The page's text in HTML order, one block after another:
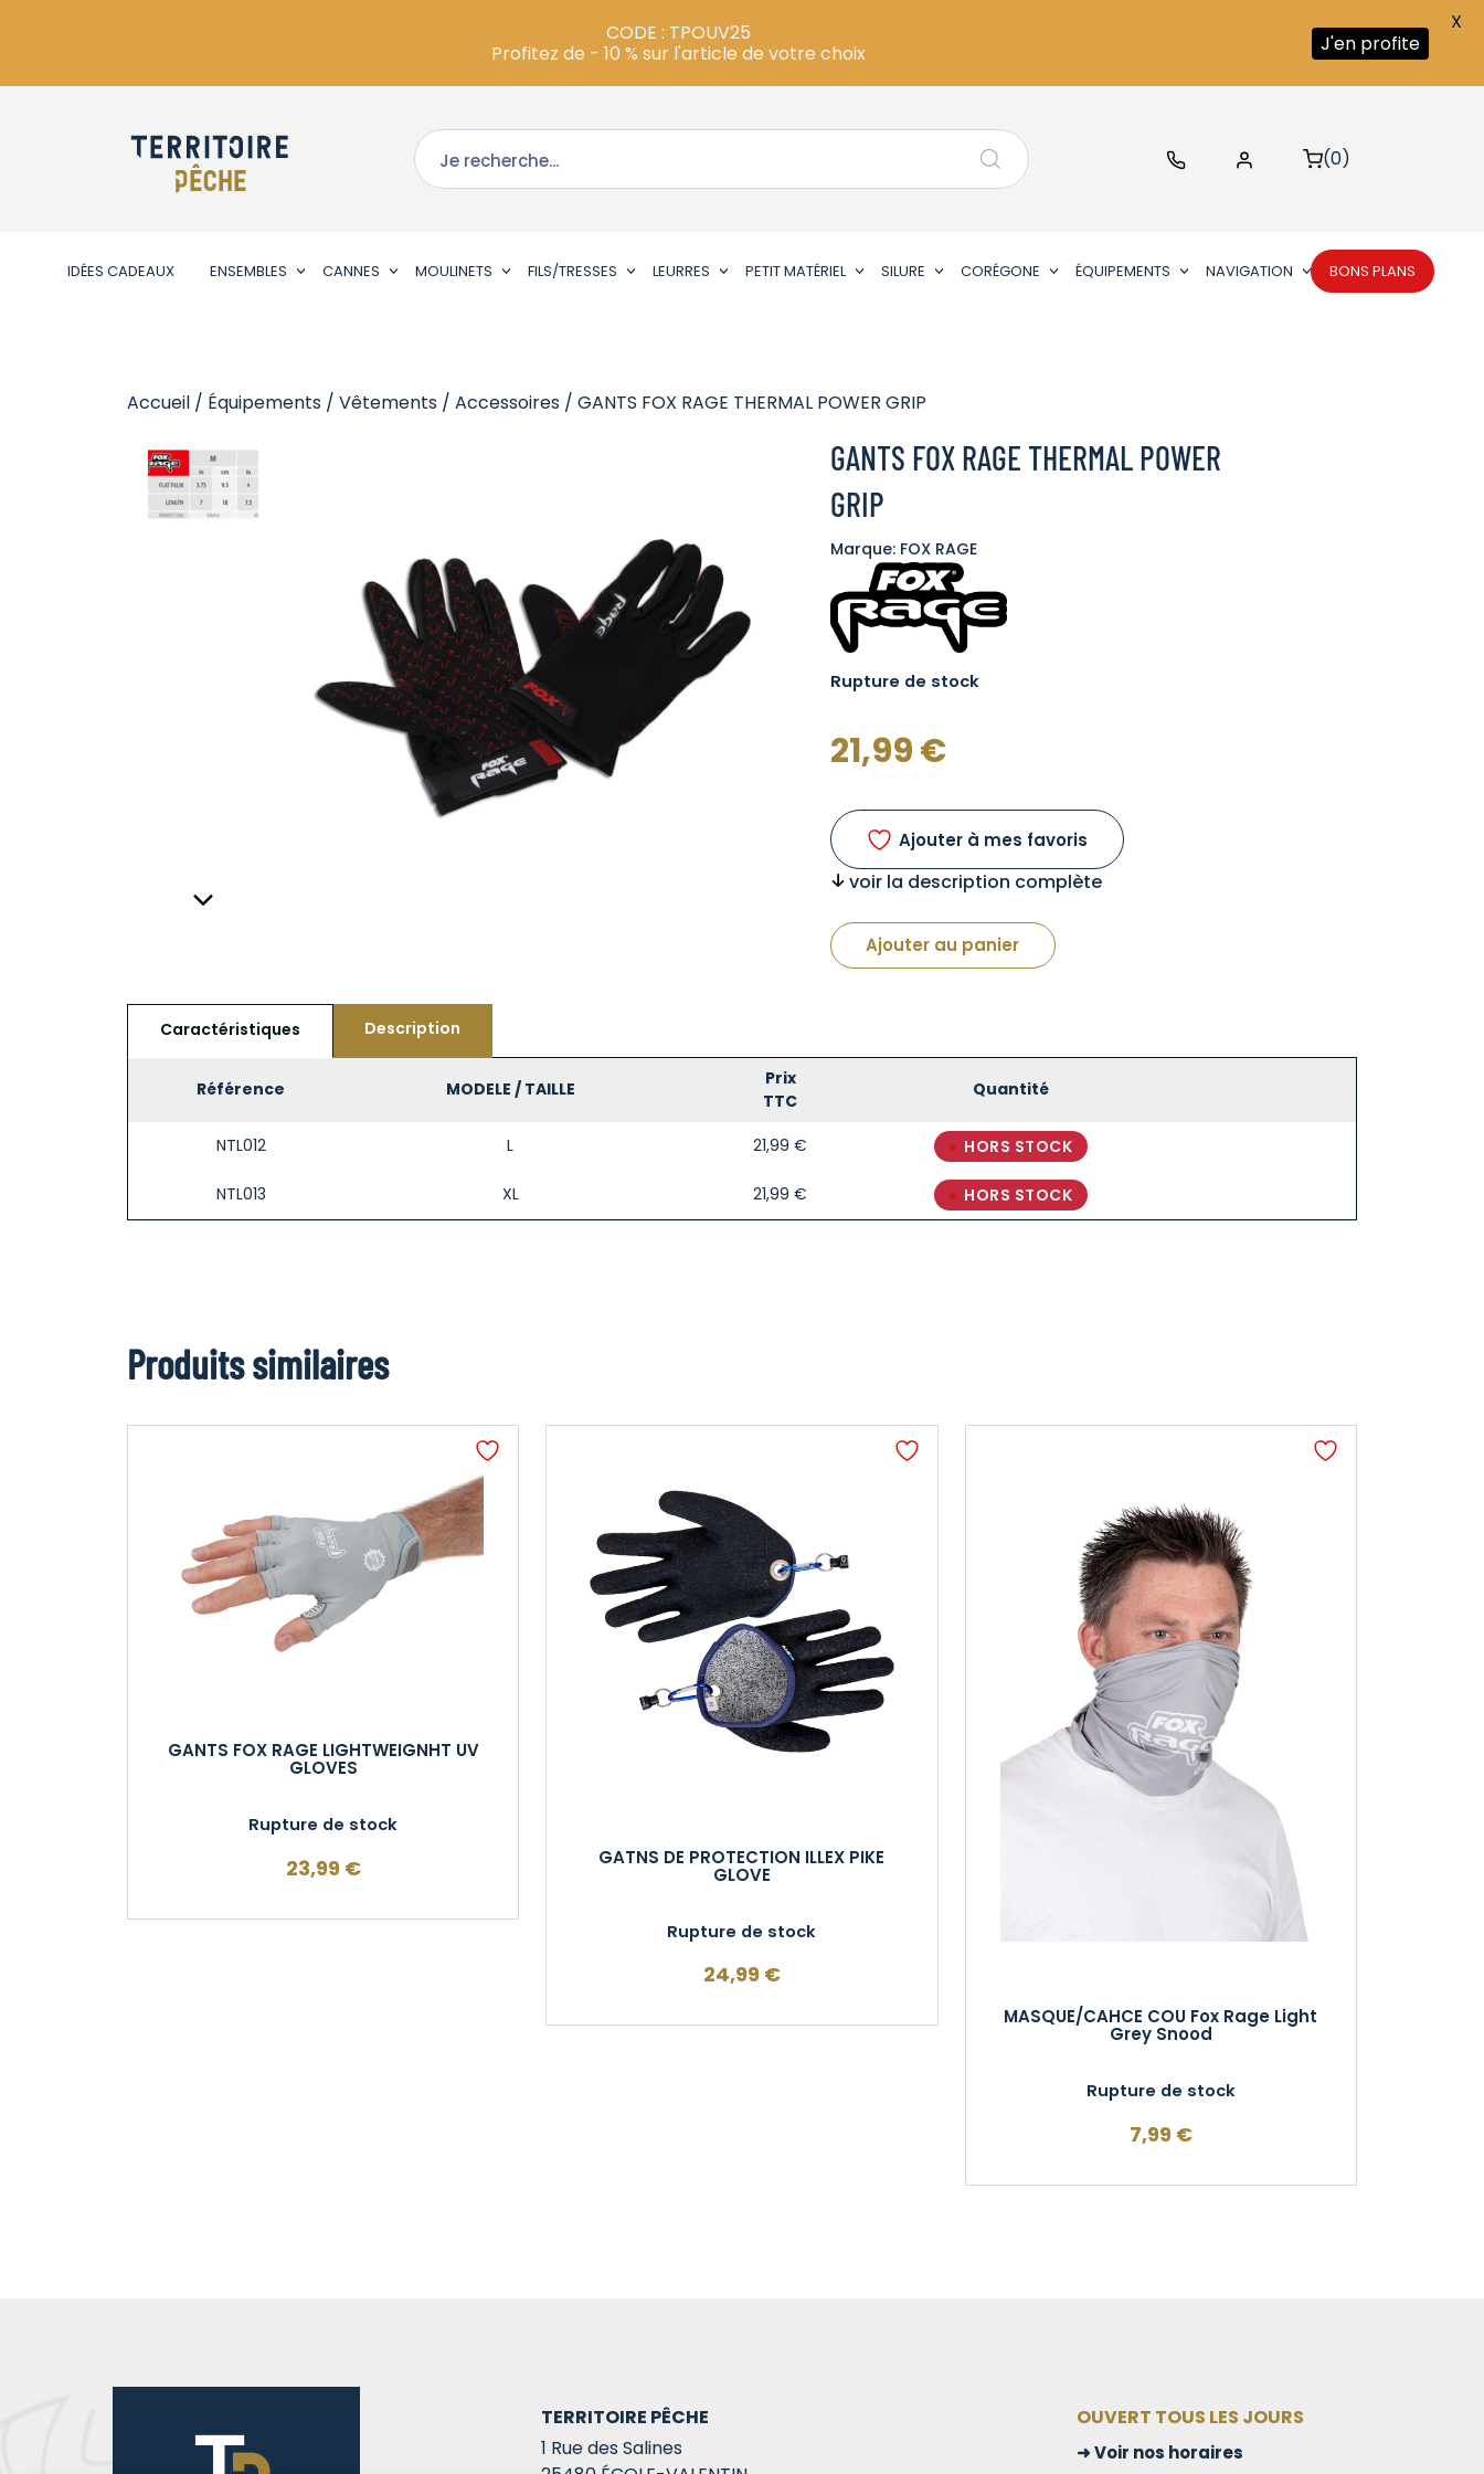
(0)
IDÉES CADEAUX ENSEMBLES CANNES MOULINETS FILS/TRESSES LEURRES PETIT MATÉRIEL SILURE CORÉGONE ÉQUIPEMENTS NAVIGATION BONS PLANS
Accueil / Équipements / Vêtements / Accessoires / GANTS FOX RAGE THERMAL POWER GRIP
GANTS FOX RAGE THERMAL POWER
GRIP
Marque: FOX RAGE
Rupture de stock
21,99€
Ajouter à mes favoris
voir la description complète
Ajouter au panier
Caractéristiques Description
Référence MODELE / TAILLE
Prix
TTC
Quantité
NTL012 L 21,99 € HORS STOCK
NTL013 XL 21,99 € HORS STOCK
Produits similaires
GANTS FOX RAGE LIGHTWEIGNHT UV
GLOVES
Rupture de stock
23,99 € GATNS DE PROTECTION ILLEX PIKE
GLOVE
Rupture de stock
24,99 €
MASQUE/CAHCE COU Fox Rage Light
Grey Snood
Rupture de stock
7,99 €
TERRITOIRE PÊCHE
1 Rue des Salines
OUVERT TOUS LES JOURS
Voir nos horaires
CODE : TPOUV25
Profitez de - 10 % sur l'article de votre choix
J'en profite
X